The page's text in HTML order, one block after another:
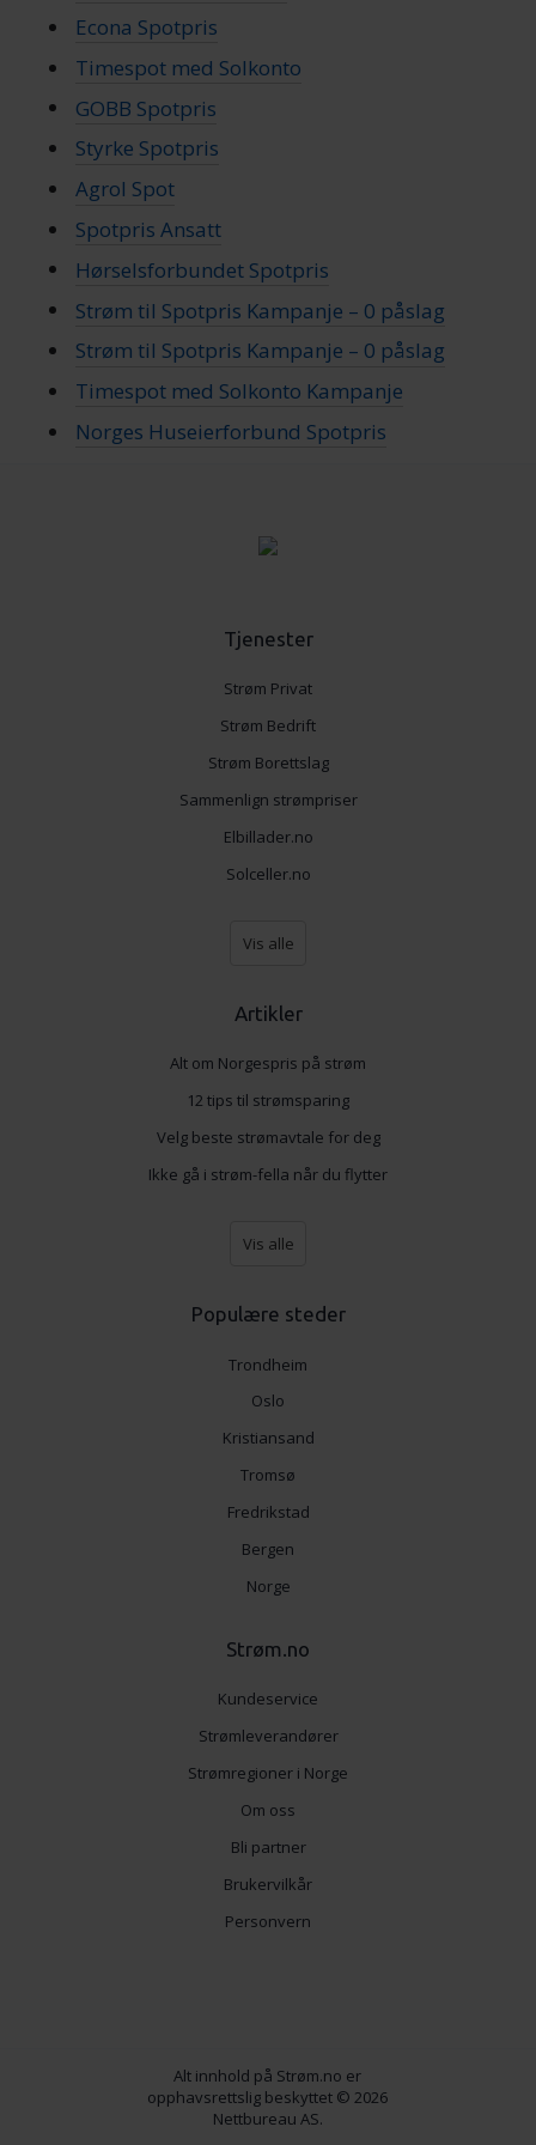
Econa Spotpris
Timespot med Solkonto
GOBB Spotpris
Styrke Spotpris
Agrol Spot
Spotpris Ansatt
Hørselsforbundet Spotpris
Strøm til Spotpris Kampanje – 0 påslag
Strøm til Spotpris Kampanje – 0 påslag
Timespot med Solkonto Kampanje
Norges Huseierforbund Spotpris
Tjenester
Strøm Privat
Strøm Bedrift
Strøm Borettslag
Sammenlign strømpriser
Elbillader.no
Solceller.no
Vis alle
Artikler
Alt om Norgespris på strøm
12 tips til strømsparing
Velg beste strømavtale for deg
Ikke gå i strøm-fella når du flytter
Vis alle
Populære steder
Trondheim
Oslo
Kristiansand
Tromsø
Fredrikstad
Bergen
Norge
Strøm.no
Kundeservice
Strømleverandører
Strømregioner i Norge
Om oss
Bli partner
Brukervilkår
Personvern
Alt innhold på Strøm.no er
opphavsrettslig beskyttet © 2026
Nettbureau AS.